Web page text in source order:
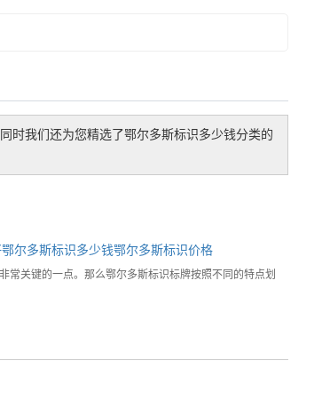
时我们还为您精选了鄂尔多斯标识多少钱分类的
鄂尔多斯标识多少钱鄂尔多斯标识价格
关键的一点。那么鄂尔多斯标识标牌按照不同的特点划